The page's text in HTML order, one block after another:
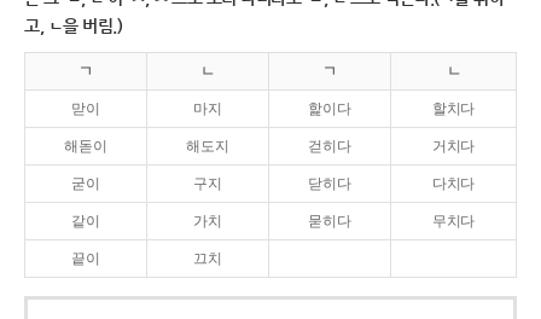
고, ㄴ을 버림.)
ㄱ ㄴ ㄱ ㄴ
맏이 마지 핥이다 할치다
해돋이 해도지 걷히다 거치다
굳이 구지 닫히다 다치다
같이 가치 묻히다 무치다
끝이 끄치